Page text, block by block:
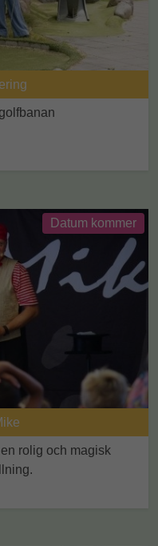
Datum kommer
rolig och magisk